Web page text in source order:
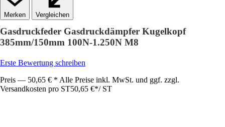
Vergleichen
Gasdruckfeder Gasdruckdämpfer Kugelkopf
385mm/150mm 100N-1.250N M8
Erste Bewertung schreiben
Preis — 50,65 € * Alle Preise inkl. MwSt. und ggf. zzgl.
Versandkosten pro ST50,65 €*/ ST